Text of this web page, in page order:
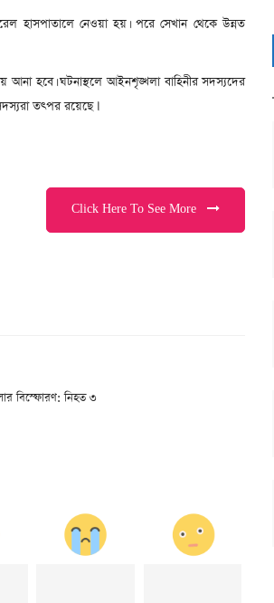
হাসপাতালে নেওয়া হয়। পরে সেখান থেকে উন্নত
হবে। ঘটনাস্থলে আইনশৃঙ্খলা বাহিনীর সদস্যদের
তৎপর রয়েছে।
Click Here To See More
বিস্ফোরণ: নিহত ৩